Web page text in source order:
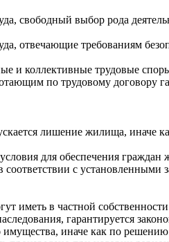
свободный выбор рода
отвечающие требованиям
и коллективные трудовые
по трудовому договору
лишение жилища, иначе
для обеспечения
с установленными
иметь в частной
гарантируется
иначе как по